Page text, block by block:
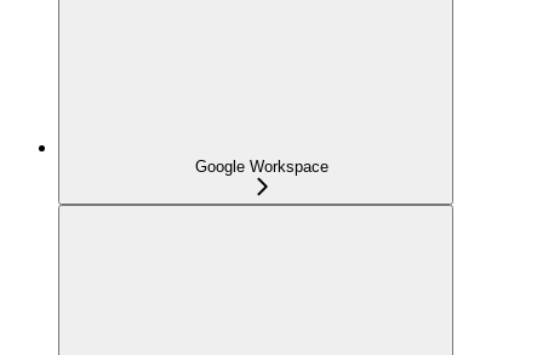
Google Workspace